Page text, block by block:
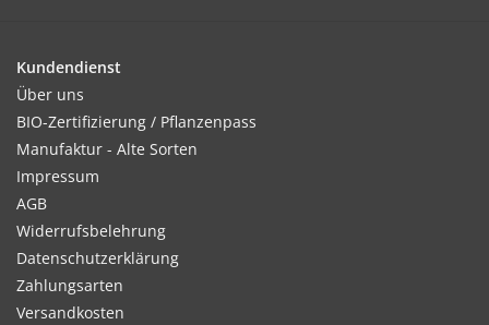
Kundendienst
Über uns
BIO-Zertifizierung / Pflanzenpass
Manufaktur - Alte Sorten
Impressum
AGB
Widerrufsbelehrung
Datenschutzerklärung
Zahlungsarten
Versandkosten